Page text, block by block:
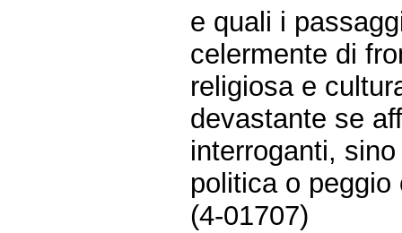
e quali i
celermente di
religiosa e
devastante se
interroganti,
politica o
(4-01707)